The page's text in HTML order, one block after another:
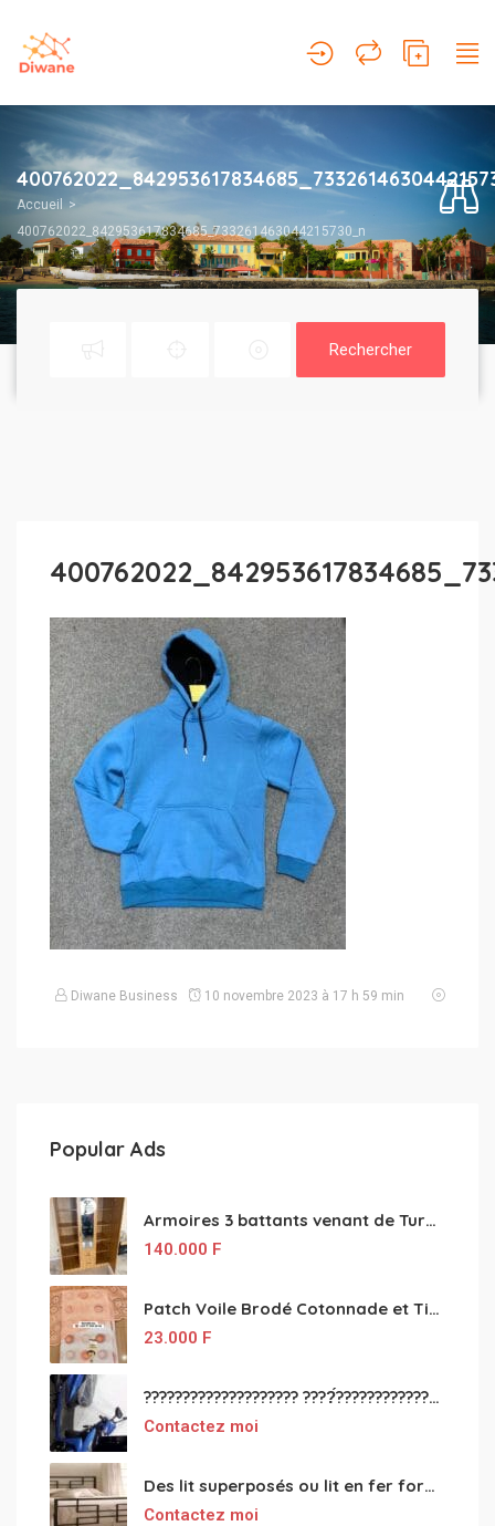
Accueil
400762022_842953617834685_733261463044215730_n
Rechercher
Diwane Business 10 novembre 2023 à 17 h 59 min
Popular Ads
Armoires 3 battants venant de Turquie disponibles
140.000 F
Patch Voile Brodé Cotonnade et Tinu Minu de l’Inde ???????? ????
23.000 F
???????????????????? ????́???????????????????????????????????????? à vendre
Contactez moi
Des lit superposés ou lit en fer forgé grande classes disponible
Contactez moi